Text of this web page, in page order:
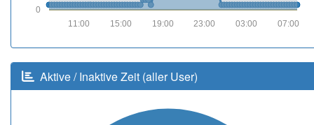
0
07:00
03:00
23:00
19:00
15:00
11:00
Aktive / Inaktive Zeit (aller User)